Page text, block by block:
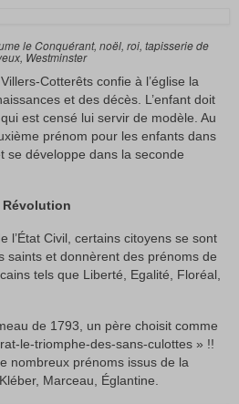
le Conquérant, noël, roi, tapisserie de
Westminster
Cotterêts confie à l’église la
et des décès. L’enfant doit
est censé lui servir de modèle. Au
prénom pour les enfants dans
se développe dans la seconde
Révolution
l’État Civil, certains citoyens se sont
saints et donnèrent des prénoms de
tels que Liberté, Egalité, Floréal,
de 1793, un père choisit comme
le-triomphe-des-sans-culottes » !!
nombreux prénoms issus de la
Marceau, Églantine.